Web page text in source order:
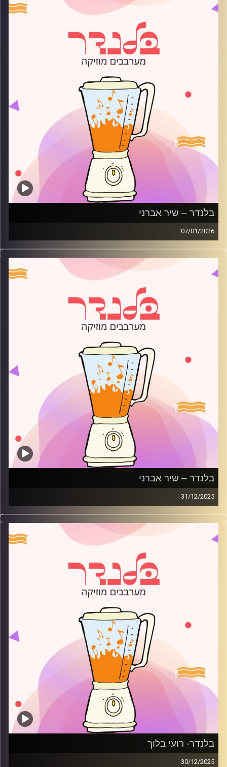
קרדיט תמונות: AudioVersity
בלנדר – שיר אברני
07/01/2026
מוזיקה רגועה לפתוח איתה את הבוקר בהגשת שיר אברני
קרדיט תמונות:
AudioVersity
בלנדר – שיר אברני
31/12/2025
מוזיקה רגועה לפתוח איתה את הבוקר בהגשת שיר אברני
קרדיט תמונות:
AudioVersity
בלנדר- רועי בלוך
30/12/2025